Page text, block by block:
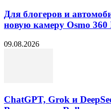
Для блогеров и
новую камеру Osmo 360
09.08.2026
ChatGPT, Grok и